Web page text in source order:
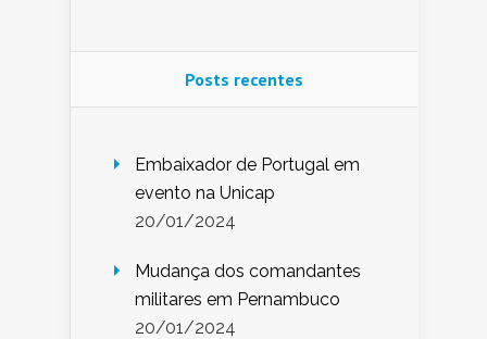
Posts recentes
Embaixador de Portugal em
evento na Unicap
20/01/2024
Mudança dos comandantes
militares em Pernambuco
20/01/2024